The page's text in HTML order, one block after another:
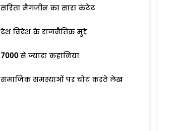
सरिता मैगजीन का सारा कंटेंट
देश विदेश के राजनैतिक मुद्दे
7000 से ज्यादा कहानियां
समाजिक समस्याओं पर चोट करते लेख